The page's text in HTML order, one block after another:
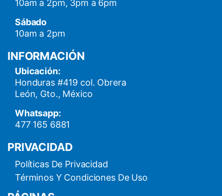
10am a 2pm, 3pm a 6pm
Sábado
10am a 2pm
INFORMACIÓN
Ubicación:
Honduras #419 col. Obrera
León, Gto., México
Whatsapp:
477 165 6881
PRIVACIDAD
Políticas De Privacidad
Términos Y Condiciones De Uso